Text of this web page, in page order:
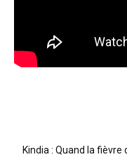
Kindia : Quand la fièvre